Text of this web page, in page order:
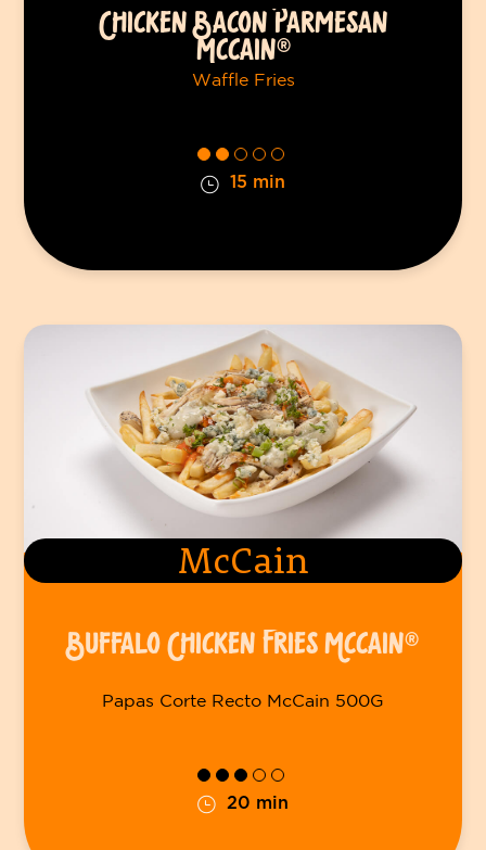
CHICKEN BACON PARMESAN
MCCAIN®
Waffle Fries
15 min
McCain
BUFFALO CHICKEN FRIES MCCAIN®
Papas Corte Recto McCain 500G
20 min